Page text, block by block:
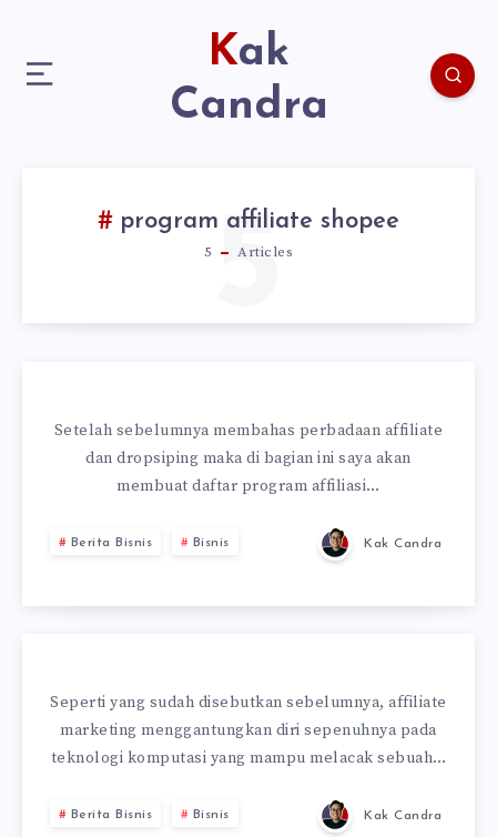
Kak
Candra
program affiliate shopee
5 Articles
5
Setelah sebelumnya membahas perbadaan affiliate
dan dropsiping maka di bagian ini saya akan
membuat daftar program affiliasi…
Berita Bisnis Bisnis Kak Candra
Seperti yang sudah disebutkan sebelumnya, affiliate
marketing menggantungkan diri sepenuhnya pada
teknologi komputasi yang mampu melacak sebuah…
Berita Bisnis Bisnis Kak Candra